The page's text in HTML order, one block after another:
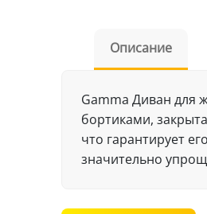
Описание
Gamma Диван для
бортиками,
что гарантирует
значительно